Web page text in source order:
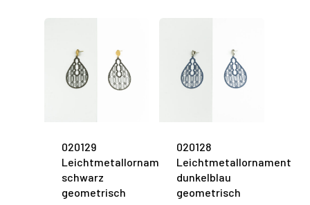
020129
Leichtmetallornament
schwarz
geometrisch
020128
Leichtmetallornament
dunkelblau
geometrisch